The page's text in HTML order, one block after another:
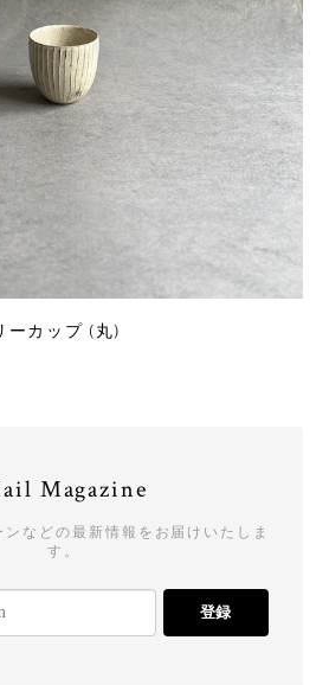
ーカップ (丸)
Magazine
などの最新情報をお届けいたしま
す。
登録